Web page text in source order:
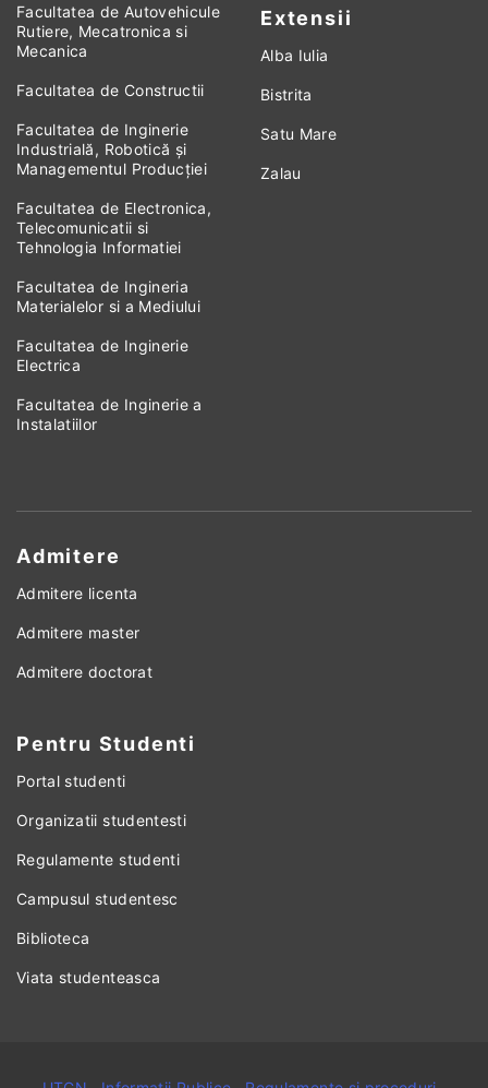
Facultatea de Autovehicule
Rutiere, Mecatronica si
Mecanica
Facultatea de Constructii
Facultatea de Inginerie
Industrială, Robotică și
Managementul Producției
Facultatea de Electronica,
Telecomunicatii si
Tehnologia Informatiei
Facultatea de Ingineria
Materialelor si a Mediului
Facultatea de Inginerie
Electrica
Facultatea de Inginerie a
Instalatiilor
Extensii
Alba Iulia
Bistrita
Satu Mare
Zalau
Admitere
Admitere licenta
Admitere master
Admitere doctorat
Pentru Studenti
Portal studenti
Organizatii studentesti
Regulamente studenti
Campusul studentesc
Biblioteca
Viata studenteasca